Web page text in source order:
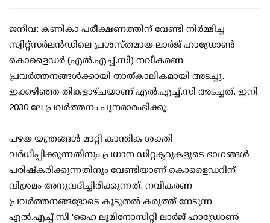
ജനീവ: കണികാ പരീക്ഷണത്തിന് വേണ്ടി നിര്‍മ്മിച്ച
സ്വിറ്റ്‌സര്‍ലന്‍ഡിലെ പ്രശസ്തമായ ലാര്‍ജ് ഹാഡ്രോണ്‍
കൊളൈഡര്‍ (എല്‍.എച്ച്.സി) നവീകരണ
പ്രവര്‍ത്തനങ്ങള്‍ക്കായി താത്കാലികമായി അടച്ചു.
ഇക്കഴിഞ്ഞ തിങ്കളാഴ്ചയാണ് എല്‍.എച്ച്.സി അടച്ചത്. ഇനി
2030 ലേ പ്രവര്‍ത്തനം പുനരാരംഭിക്കൂ.
പഴയ യന്ത്രങ്ങള്‍ മാറ്റി കാന്തിക ശക്തി
വര്‍ധിപ്പിക്കുന്നതിനും പ്രധാന ഡിറ്റക്ടറുകളുടെ ഭാഗങ്ങള്‍
പരിഷ്‌കരിക്കുന്നതിനും വേണ്ടിയാണ് കൊളൈഡറിന്
വിശ്രമം അനുവദിച്ചിരിക്കുന്നത്. നവീകരണ
പ്രവര്‍ത്തനങ്ങളോടെ കൂടുതല്‍ കരുത്ത് നേടുന്ന
എല്‍.എച്ച്.സി 'ഹൈ ലൂമിനോസിറ്റി ലാര്‍ജ് ഹാഡ്രോണ്‍